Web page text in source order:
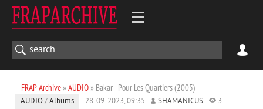
FRAP Archive» AUDIO» Bakar - Pour Les Quartiers (2005)
AUDIO /Albums 28-09-2023, 09:35 SHAMANICUS
3